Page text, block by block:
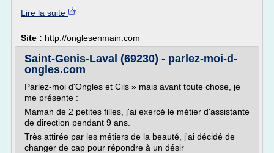
Lire la suite
Site : http://onglesenmain.com
Saint-Genis-Laval (69230) - parlez-moi-d-
ongles.com
Parlez-moi d'Ongles et Cils » mais avant toute chose, je
me présente :
Maman de 2 petites filles, j'ai exercé le métier d'assistante
de direction pendant 9 ans.
Très attirée par les métiers de la beauté, j'ai décidé de
changer de cap pour répondre à un désir